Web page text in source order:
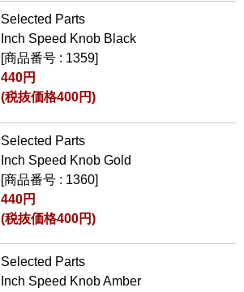
Selected Parts
Inch Speed Knob Black
[商品番号 : 1359]
440円
(税抜価格400円)
Selected Parts
Inch Speed Knob Gold
[商品番号 : 1360]
440円
(税抜価格400円)
Selected Parts
Inch Speed Knob Amber